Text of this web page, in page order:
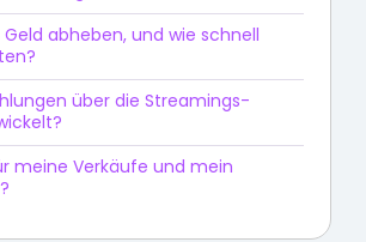
abheben, und wie schnell
über die Streamings-
meine Verkäufe und mein